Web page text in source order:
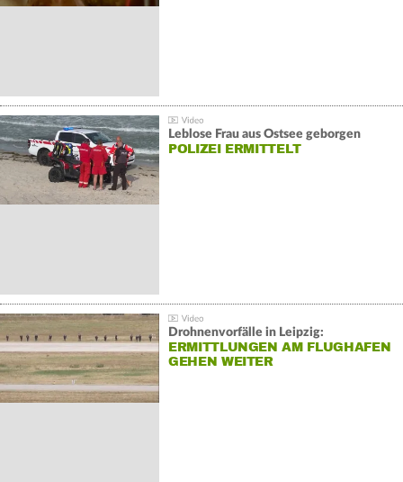
Leblose Frau aus Ostsee geborgen
POLIZEI ERMITTELT
Drohnenvorfälle in Leipzig:
ERMITTLUNGEN AM FLUGHAFEN
GEHEN WEITER